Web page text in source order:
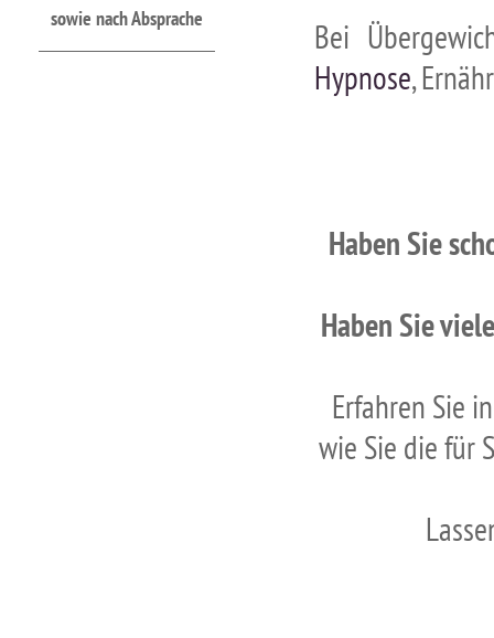
sowie nach Absprache
Bei
Hypnose,
Haben Sie
Haben Sie
Erfahren Sie
wie Sie die für